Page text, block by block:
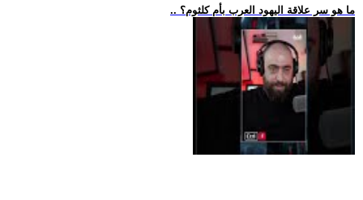
.. ما هو سر علاقة اليهود العرب بأم كلثوم؟